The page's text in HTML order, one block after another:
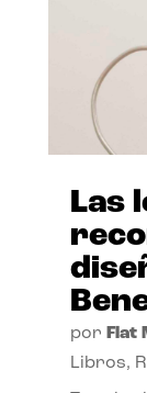
Las
por Flat
Libros,